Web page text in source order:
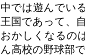
中では遊んでい
王国であって、
おかしくなるの
ん高校の野球部